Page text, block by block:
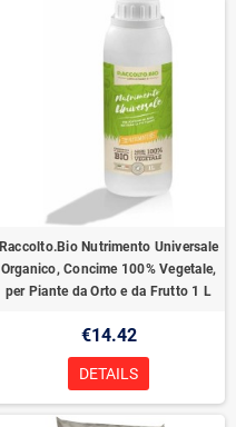
Raccolto.Bio Nutrimento Universale
Organico, Concime 100% Vegetale,
per Piante da Orto e da Frutto 1 L
€14.42
DETAILS